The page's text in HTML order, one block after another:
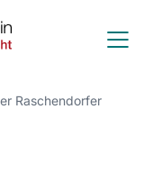
Deutscher
Anwalt
Verein
Raschendorfer